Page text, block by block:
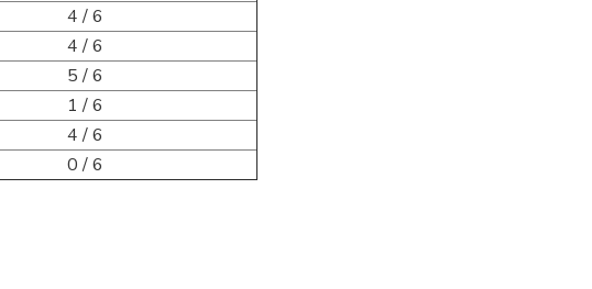
4 / 6
4 / 6
5 / 6
1 / 6
4 / 6
0 / 6